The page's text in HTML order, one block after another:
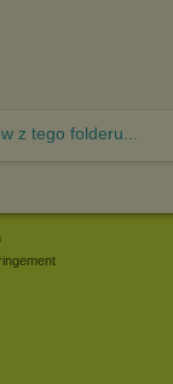
z tego folderu...